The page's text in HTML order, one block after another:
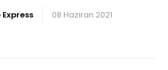
08 Haziran 2021